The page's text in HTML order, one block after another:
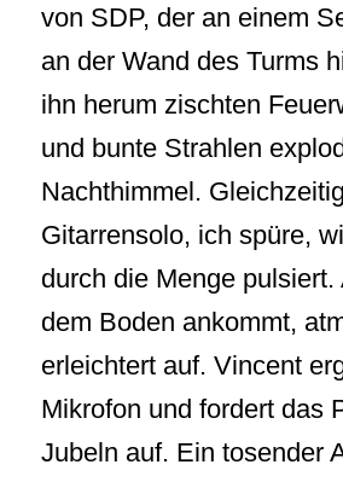
von SDP, der an einem
an der Wand des Turms
ihn herum zischten
und bunte Strahlen
Nachthimmel.
Gitarrensolo, ich spüre,
durch die Menge pulsiert.
dem Boden ankommt,
erleichtert auf. Vincent
Mikrofon und fordert das
Jubeln auf. Ein tosender